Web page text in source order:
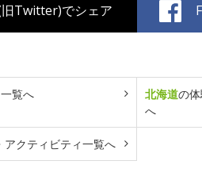
旧Twitter)でシェア
覧へ 北海道の
へ
アクティビティ一覧へ